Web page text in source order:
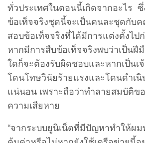
ทั่วประเทศในตอนนี้เกิดจากอะไร
ข้อเท็จจริงชุดนี้จะเป็นคนละชุดกับ
สอบข้อเท็จจริงที่ได้มีการแต่งตั้งไ
หากมีการสืบข้อเท็จจริงพบว่าเป็นฝี
ใดก็จะต้องรับผิดชอบและหากเป็นเ
โดนโทษวินัยร้ายแรงและโดนดำเ
แน่นอน เพราะถือว่าทำลายสมบัติข
ความเสียหาย
“จากระบบยูนิเน็ตที่มีปัญหาทำให้ผม